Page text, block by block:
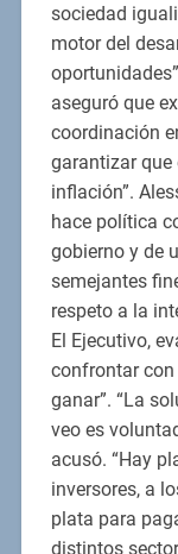
sociedad
motor del
aseguró que
coordinación
garantizar que
inflación”.
hace política
gobierno y de
semejantes
respeto a la
El Ejecutivo,
confrontar con
ganar”. “La
veo es
acusó. “Hay
inversores, a
plata para
distintos